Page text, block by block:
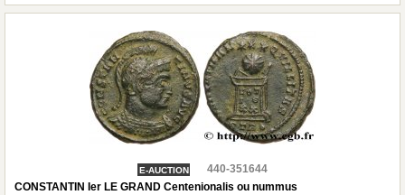
E-AUCTION
440-351644
CONSTANTIN Ier LE GRAND Centenionalis ou nummus